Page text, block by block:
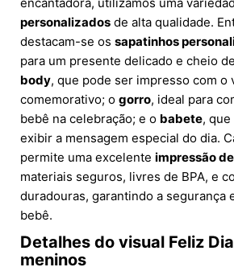
personalizados de alta qualidade.
destacam-se os sapatinhos
para um presente delicado e cheio
body, que pode ser impresso com o
comemorativo; o gorro, ideal para
bebê na celebração; e o babete,
exibir a mensagem especial do dia.
permite uma excelente impressão
materiais seguros, livres de BPA, e
duradouras, garantindo a segurança
bebê.
Detalhes do visual Feliz
meninos